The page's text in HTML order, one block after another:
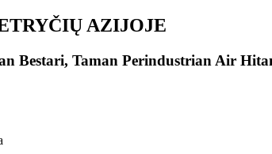
AZIJOJE
Bestari, Taman Perindustrian Air